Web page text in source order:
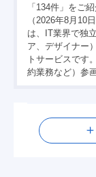
「134件」をご
（2026年8月10
は、IT業界で独
ア、デザイナー
トサービスです
約業務など）参